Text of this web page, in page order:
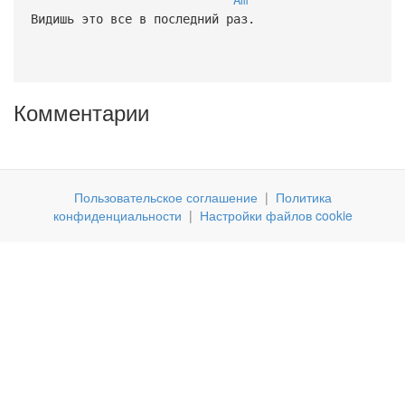
Видишь это все в последний раз.
Комментарии
Пользовательское соглашение | Политика
конфиденциальности | Настройки файлов cookie